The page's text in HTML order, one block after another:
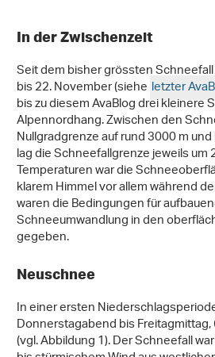
In der Zwischenzeit
Seit dem bisher grössten
bis 22. November (siehe letzter
bis zu diesem AvaBlog drei kleinere
Alpennordhang. Zwischen den
Nullgradgrenze auf rund 3000 m
lag die Schneefallgrenze jeweils um
Temperaturen war die
klarem Himmel vor allem während
waren die Bedingungen für
Schneeumwandlung in den
gegeben.
Neuschnee
In einer ersten
Donnerstagabend bis
(vgl. Abbildung 1). Der Schneefall